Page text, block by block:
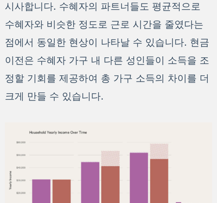
시사합니다. 수혜자의 파트너들도 평균적으로
수혜자와 비슷한 정도로 근로 시간을 줄였다는
점에서 동일한 현상이 나타날 수 있습니다. 현금
이전은 수혜자 가구 내 다른 성인들이 소득을 조
정할 기회를 제공하여 총 가구 소득의 차이를 더
크게 만들 수 있습니다.